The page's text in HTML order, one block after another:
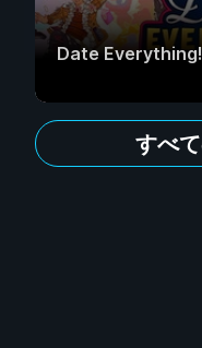
Date Everything!
すべ